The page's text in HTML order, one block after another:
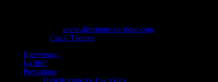
www.dietetique-en-ligne.com
Catch Themes
Bienvenue !
La diet’
Prestations
Diététicienne Le Luc (Var)